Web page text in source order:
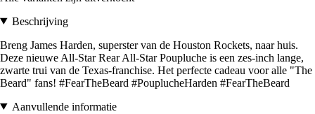
Beschrijving
Breng James Harden, superster van de Houston Rockets, naar huis.
Deze nieuwe All-Star Rear All-Star Poupluche is een zes-inch lange,
zwarte trui van de Texas-franchise. Het perfecte cadeau voor alle "The
Beard" fans! #FearTheBeard #PouplucheHarden #FearTheBeard
Aanvullende informatie